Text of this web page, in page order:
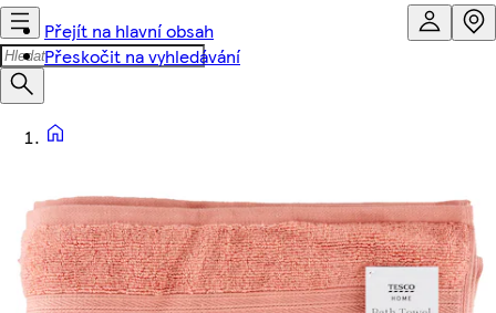
Přejít na hlavní obsah
Přeskočit na vyhledávání